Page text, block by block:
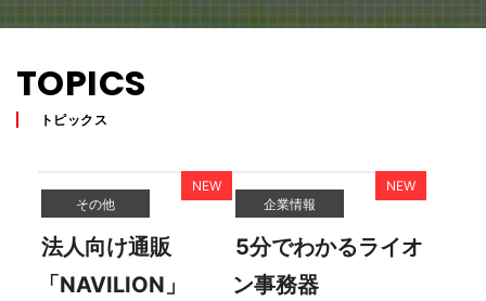
TOPICS
トピックス
その他
法人向け通販
「NAVILION」
企業情報
5分でわかるライオ
ン事務器